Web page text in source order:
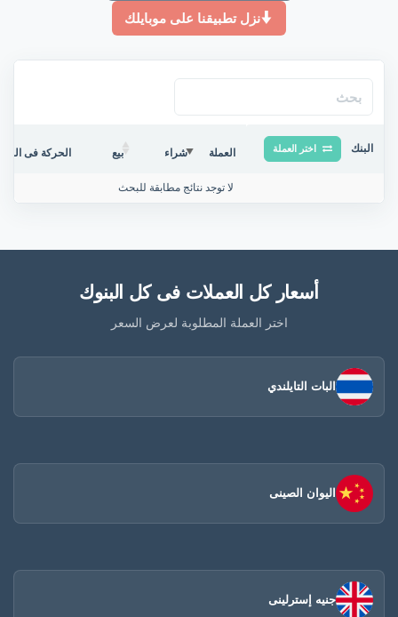
نزل تطبيقنا على موبايلك
البنك اختر العملة العملة شراء بيع الحركة فى
لا توجد نتائج مطابقة للبحث
أسعار كل العملات فى كل البنوك
اختر العملة المطلوبة لعرض السعر
البات التايلندي
اليوان الصينى​
جنيه إسترلينى